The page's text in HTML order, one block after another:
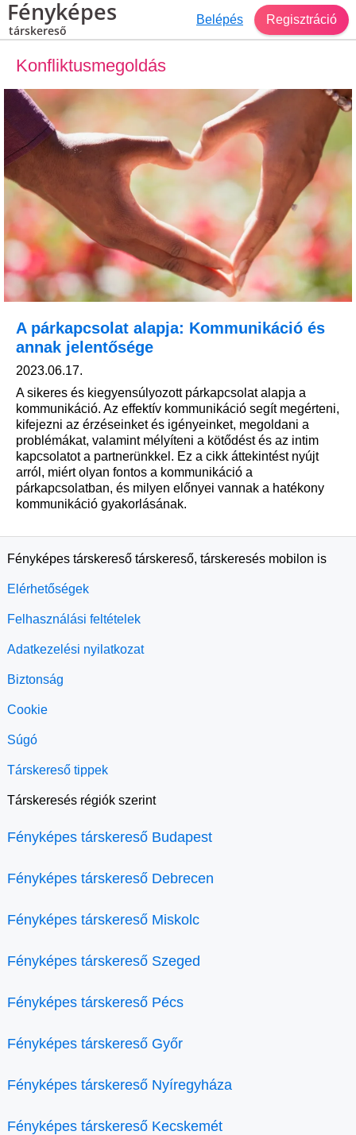
Fényképes
társkereső
Belépés Regisztráció
Konfliktusmegoldás
A párkapcsolat alapja: Kommunikáció és
annak jelentősége
2023.06.17.
A sikeres és kiegyensúlyozott párkapcsolat alapja a
kommunikáció. Az effektív kommunikáció segít megérteni,
kifejezni az érzéseinket és igényeinket, megoldani a
problémákat, valamint mélyíteni a kötődést és az intim
kapcsolatot a partnerünkkel. Ez a cikk áttekintést nyújt
arról, miért olyan fontos a kommunikáció a
párkapcsolatban, és milyen előnyei vannak a hatékony
kommunikáció gyakorlásának.
Fényképes társkereső társkereső, társkeresés mobilon is
Elérhetőségek
Felhasználási feltételek
Adatkezelési nyilatkozat
Biztonság
Cookie
Súgó
Társkereső tippek
Társkeresés régiók szerint
Fényképes társkereső Budapest
Fényképes társkereső Debrecen
Fényképes társkereső Miskolc
Fényképes társkereső Szeged
Fényképes társkereső Pécs
Fényképes társkereső Győr
Fényképes társkereső Nyíregyháza
Fényképes társkereső Kecskemét